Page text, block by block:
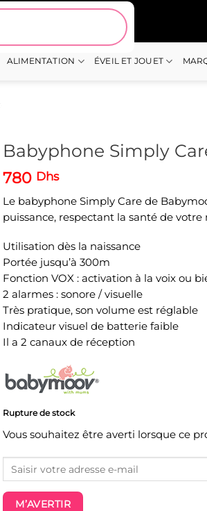
ALIMENTATION ÉVEIL ET JOUET
Babyphone Simply
780 Dhs
Le babyphone Simply Care de
puissance, respectant la santé de votre
Utilisation dès la naissance
Portée jusqu’à 300m
Fonction VOX : activation à la voix ou
2 alarmes : sonore / visuelle
Très pratique, son volume est réglable
Indicateur visuel de batterie faible
Il a 2 canaux de réception
Rupture de stock
Vous souhaitez être averti lorsque ce
M’AVERTIR